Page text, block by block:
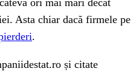
Asta chiar dacă firmele pe
.
și citate